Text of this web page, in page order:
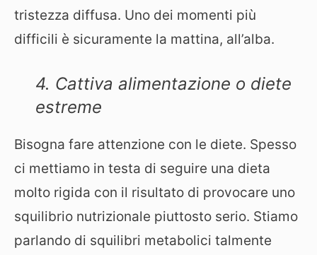
tristezza diffusa. Uno dei momenti più
difficili è sicuramente la mattina, all’alba.
4. Cattiva alimentazione o diete
estreme
Bisogna fare attenzione con le diete. Spesso
ci mettiamo in testa di seguire una dieta
molto rigida con il risultato di provocare uno
squilibrio nutrizionale piuttosto serio. Stiamo
parlando di squilibri metabolici talmente